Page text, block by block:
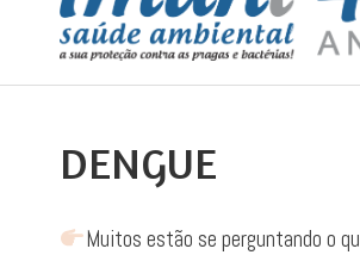
DENGUE
Muitos estão se perguntando o